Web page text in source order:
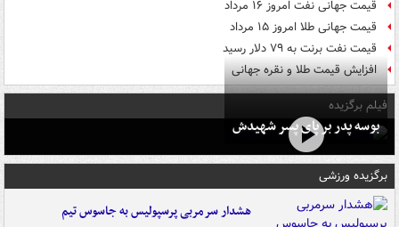
قیمت جهانی نفت امروز ۱۶ مرداد
قیمت جهانی طلا امروز ۱۵ مرداد
قیمت نفت برنت به ۷۹ دلار رسید
افزایش قیمت طلا و نقره جهانی
فیلم برگزیده
بوسه‌ پدر بر پای پسر شهیدش
برگزیده ورزشی
هشدار سرمربی پرسپولیس به جاسوس تیم